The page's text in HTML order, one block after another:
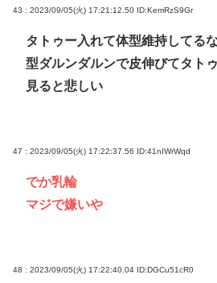
43 : 2023/09/05(火) 17:21:12.50 ID:KemRzS9Gr
タトゥー入れて体型維持してる
型ダルンダルンで皮伸びてタト
見ると悲しい
47 : 2023/09/05(火) 17:22:37.56 ID:41nIWrWqd
でか乳輪
マジで嫌いや
48 : 2023/09/05(火) 17:22:40.04 ID:DGCu51cR0